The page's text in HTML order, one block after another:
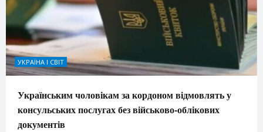
УКРАЇНА І СВІТ
Українським чоловікам за кордоном відмовлять у
консульських послугах без військово-облікових
документів